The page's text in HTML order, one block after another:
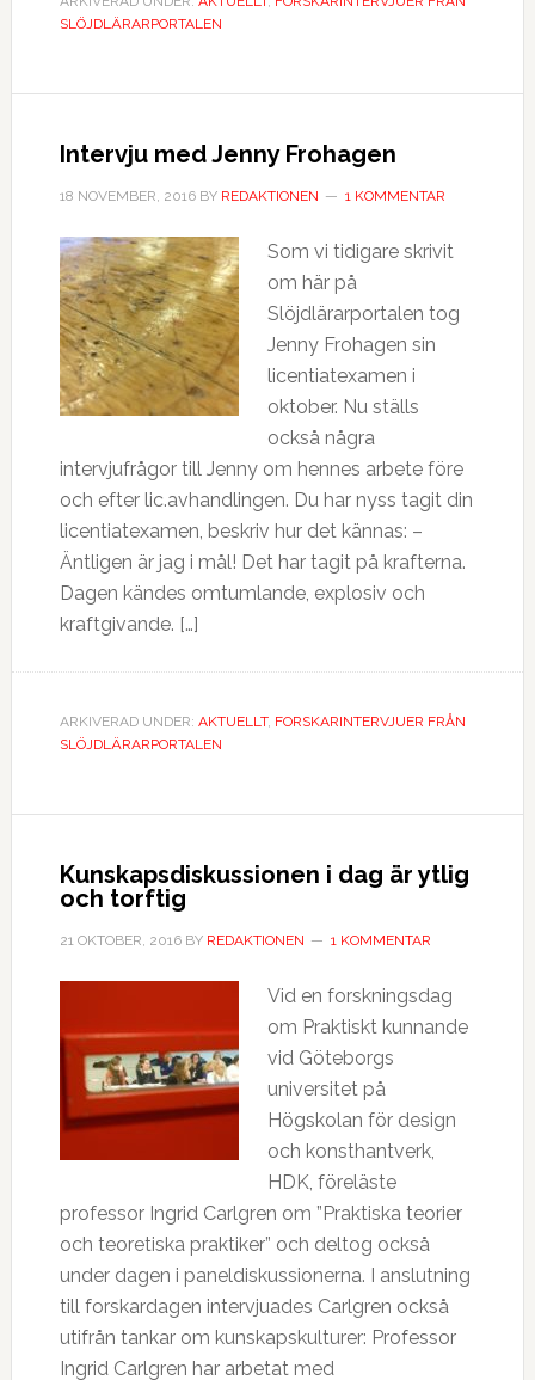
SLÖJDLÄRARPORTALEN
Intervju med Jenny Frohagen
18 NOVEMBER, 2016BY REDAKTIONEN 1 KOMMENTAR
Som vi tidigare skrivit
om här på
Slöjdlärarportalen tog
Jenny Frohagen sin
licentiatexamen i
oktober. Nu ställs
också några
intervjufrågor till Jenny om hennes arbete före
och efter lic.avhandlingen. Du har nyss tagit din
licentiatexamen, beskriv hur det kännas: –
Äntligen är jag i mål! Det har tagit på krafterna.
Dagen kändes omtumlande, explosiv och
kraftgivande. […]
ARKIVERAD UNDER: AKTUELLT, FORSKARINTERVJUER FRÅN
SLÖJDLÄRARPORTALEN
Kunskapsdiskussionen i dag är ytlig
och torftig
21 OKTOBER, 2016BY REDAKTIONEN 1 KOMMENTAR
Vid en forskningsdag
om Praktiskt kunnande
vid Göteborgs
universitet på
Högskolan för design
och konsthantverk,
HDK, föreläste
professor Ingrid Carlgren om ”Praktiska teorier
och teoretiska praktiker” och deltog också
under dagen i paneldiskussionerna. I anslutning
till forskardagen intervjuades Carlgren också
utifrån tankar om kunskapskulturer: Professor
Ingrid Carlgren har arbetat med